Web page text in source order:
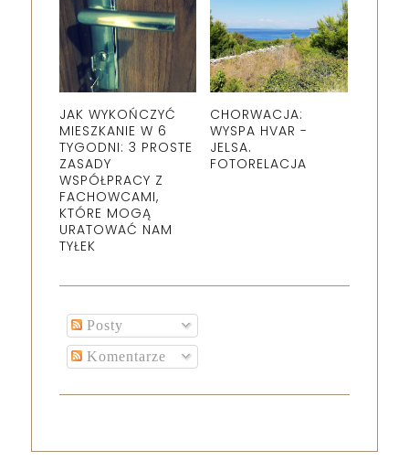
JAK WYKOŃCZYĆ
MIESZKANIE W 6
TYGODNI: 3 PROSTE
ZASADY
WSPÓŁPRACY Z
FACHOWCAMI,
KTÓRE MOGĄ
URATOWAĆ NAM
TYŁEK
CHORWACJA:
WYSPA HVAR -
JELSA.
FOTORELACJA
Posty
Komentarze